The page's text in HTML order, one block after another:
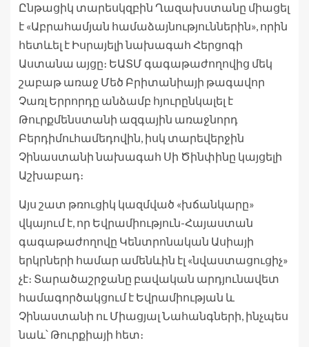
Ընթացիկ տարեսկզբին Ղազախստանը միացել
է «Աբրահամյան համաձայնություններին», որին
հետևել է Իսրայելի նախագահ Հերցոգի
Աստանա այցը։ ԵԱՏՄ գագաթաժողովից մեկ
շաբաթ առաջ Մեծ Բրիտանիայի թագավոր
Չառլ Երրորդը անձամբ հյուրընկալել է
Թուրքմենստանի ազգային առաջնորդ
Բերդիմուհամեդովին, իսկ տարեվերջին
Չինաստանի նախագահ Սի Ծինփինը կայցելի
Աշխաբադ։
Այս շատ թռուցիկ կազմված «խճանկարը»
վկայում է, որ Եվրամիություն-Հայաստան
գագաթաժողովը Կենտրոնական Ասիայի
երկրների համար ամենևին էլ «նվաստացուցիչ»
չէ։ Տարածաշրջանը բավական արդյունավետ
համագործակցում է Եվրամիության և
Չինաստանի ու Միացյալ Նահանգների, ինչպես
նաև՝ Թուրքիայի հետ։